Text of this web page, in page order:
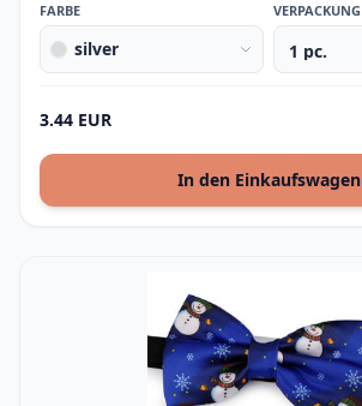
FARBE
silver
VERPACKUNG
3.44 EUR
In den Einkaufswagen